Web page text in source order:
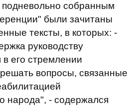
собранным
были зачитаны
тексты, в которых: -
руководству
его стремлении
вопросы, связанные
народа", - содержался